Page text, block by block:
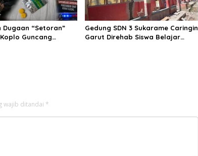
Dugaan “Setoran”
Guncang
Gedung SDN 3 Sukarame Caringin
Garut Direhab Siswa Belajar
wajib ditandai *